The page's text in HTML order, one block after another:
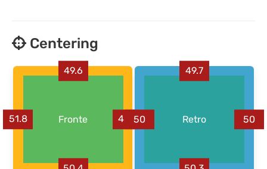
Centering
Fronte
51.8 48.2
49.6
Retro
50 50
49.7